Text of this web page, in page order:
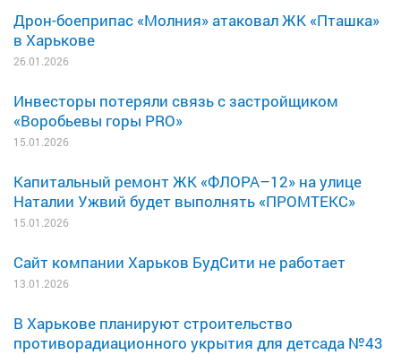
Дрон-боеприпас «Молния» атаковал ЖК «Пташка»
в Харькове
26.01.2026
Инвесторы потеряли связь с застройщиком
«Воробьевы горы PRO»
15.01.2026
Капитальный ремонт ЖК «ФЛОРА–12» на улице
Наталии Ужвий будет выполнять «ПРОМТЕКС»
15.01.2026
Сайт компании Харьков БудСити не работает
13.01.2026
В Харькове планируют строительство
противорадиационного укрытия для детсада №43